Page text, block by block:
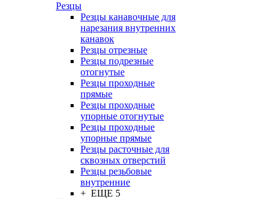
Резцы
Резцы канавочные для
нарезания внутренних
канавок
Резцы отрезные
Резцы подрезные
отогнутые
Резцы проходные
прямые
Резцы проходные
упорные отогнутые
Резцы проходные
упорные прямые
Резцы расточные для
сквозных отверстий
Резцы резьбовые
внутренние
+ ЕЩЕ 5